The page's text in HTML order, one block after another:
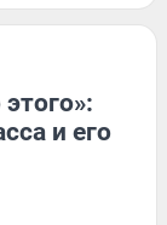
и его